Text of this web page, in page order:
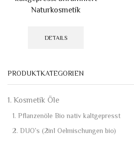
Naturkosmetik
DETAILS
auf.
können
auf
PRODUKTKATEGORIEN
1. Kosmetik Öle
1. Pflanzenöle Bio nativ kaltgepresst
2. DUO`s (2in1 Oelmischungen bio)